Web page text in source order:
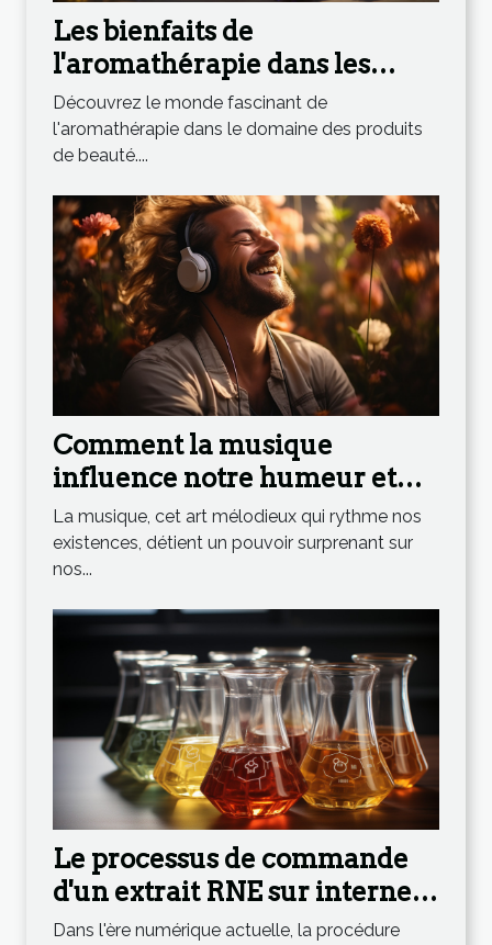
Les bienfaits de
l'aromathérapie dans les
produits de beauté
Découvrez le monde fascinant de
l'aromathérapie dans le domaine des produits
de beauté....
Comment la musique
influence notre humeur et
notre bien-être
La musique, cet art mélodieux qui rythme nos
existences, détient un pouvoir surprenant sur
nos...
Le processus de commande
d'un extrait RNE sur internet :
étape par étape
Dans l'ère numérique actuelle, la procédure